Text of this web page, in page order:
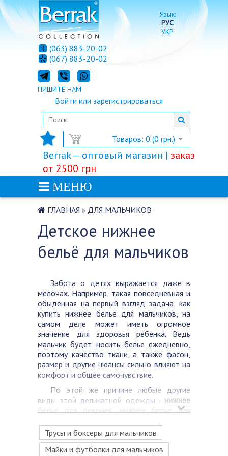
Язык:
РУС
УКР
Товаров: 0 (0 грн.)
Войти или зарегистрироваться
(063) 883-20-02
(067) 883-20-02
ПИШИТЕ НАМ
Berrak — оптовый магазин | заказ
от 2500 грн
МЕНЮ
ГЛАВНАЯ » ДЛЯ МАЛЬЧИКОВ
Детское нижнее
бельё для мальчиков
Забота о детях выражается даже в
мелочах. Например, такая повседневная и
обыденная на первый взгляд задача, как
купить нижнее белье для мальчиков, на
самом деле может иметь огромное
значение для здоровья ребенка. Ведь
мальчик будет носить белье ежедневно,
поэтому качество ткани, а также фасон,
размер и другие нюансы сильно влияют на
комфорт и общее самочувствие.
По этой же причине любые другие
виды этой деликатной одежды - нижнее
белье для девочек,нижнее белье для
стоит выбирать очень тщательно.
Видов нижнего белья для мальчиков
Трусы и боксеры для мальчиков
Майки и футболки для мальчиков